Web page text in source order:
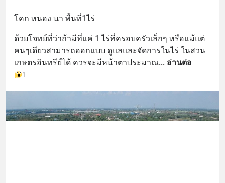
โคก​ หนอง​ นา​ พื้นที่1​ไร่
ด้วยโจทย์​ที่ว่า​ถ้ามีที่แค่​ 1​ ไร่ที่ครอบครัว​เล็กๆ​ หรือแม้แต่
คนๆเดียว​สามารถออกแบบ​ ดูแลและจัดการในไร่​ ในสวน
เกษตรอินทรีย์ได้​ ควรจะมีหน้าตาประมาณ... อ่านต่อ
1